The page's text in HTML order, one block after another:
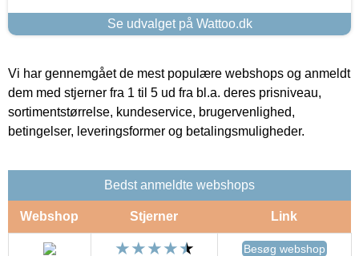
Se udvalget på Wattoo.dk
Vi har gennemgået de mest populære webshops og anmeldt
dem med stjerner fra 1 til 5 ud fra bl.a. deres prisniveau,
sortimentstørrelse, kundeservice, brugervenlighed,
betingelser, leveringsformer og betalingsmuligheder.
Bedst anmeldte webshops
Webshop Stjerner Link
Besøg webshop